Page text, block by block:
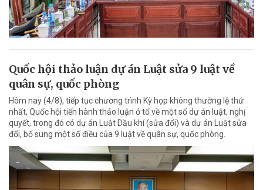
Quốc hội thảo luận dự án Luật sửa 9 luật về
quân sự, quốc phòng
Hôm nay (4/8), tiếp tục chương trình Kỳ họp không thường lệ thứ
nhất, Quốc hội tiến hành thảo luận ở tổ về một số dự án luật, nghị
quyết, trong đó có dự án Luật Dầu khí (sửa đổi) và dự án Luật sửa
đổi, bổ sung một số điều của 9 luật về quân sự, quốc phòng.